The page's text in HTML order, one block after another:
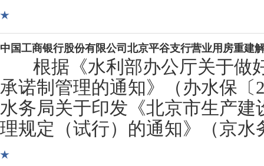
中国工商银行股份有限公司北京平谷支行营业用房重建
根据《水利部办公厅关于做
承诺制管理的通知》（办水保〔
水务局关于印发《北京市生产建
理规定（试行）的通知》（京水